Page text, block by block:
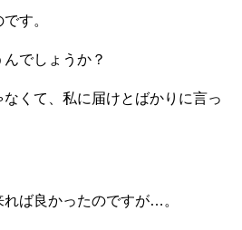
す。
でしょうか？
くて、私に届けとばかりに言っ
ば良かったのですが…。